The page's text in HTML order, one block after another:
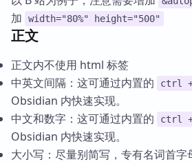
加
width="80%" height="500"
正文
正文内不使用 html 标签
中英文间隔：这可通过内置的
ctrl
Obsidian 内快速实现。
中文和数字：这可通过内置的
ctrl
Obsidian 内快速实现。
大小写：尽量别简写，专有名词首